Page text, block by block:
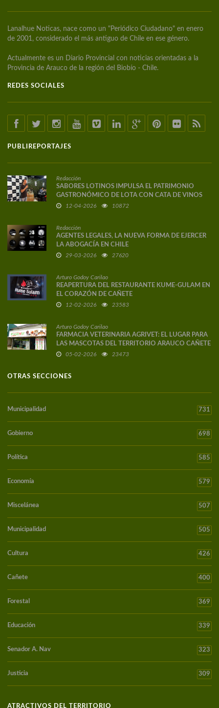
Lanalhue Noticas, nace como un "Periódico Ciudadano" en enero
de 2001, considerado el más antiguo de Chile en ese género.
Actualmente es un Diario Provincial con noticias orientadas a la
Provincia de Arauco de la región del Biobío - Chile.
REDES SOCIALES
PUBLIREPORTAJES
Redacción
SABORES LOTINOS IMPULSA EL PATRIMONIO
GASTRONÓMICO DE LOTA CON CATA DE VINOS
DE AUTOR
12-04-2026 10872
Redacción
AGENTES LEGALES, LA NUEVA FORMA DE EJERCER
LA ABOGACÍA EN CHILE
29-03-2026 27620
Arturo Godoy Carilao
REAPERTURA DEL RESTAURANTE KUME-GULAM EN
EL CORAZÓN DE CAÑETE
12-02-2026 23583
Arturo Godoy Carilao
FARMACIA VETERINARIA AGRIVET: EL LUGAR PARA
LAS MASCOTAS DEL TERRITORIO ARAUCO CAÑETE
05-02-2026 23473
OTRAS SECCIONES
Municipalidad 731
Gobierno 698
Política 585
Economía 579
Miscelánea 507
Municipalidad 505
Cultura 426
Cañete 400
Forestal 369
Educación 339
Senador A. Nav 323
Justicia 309
ATRACTIVOS DEL TERRITORIO